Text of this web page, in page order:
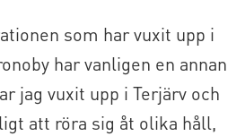
som har vuxit upp i
har vanligen en annan
jag vuxit upp i Terjärv och
att röra sig åt olika håll,